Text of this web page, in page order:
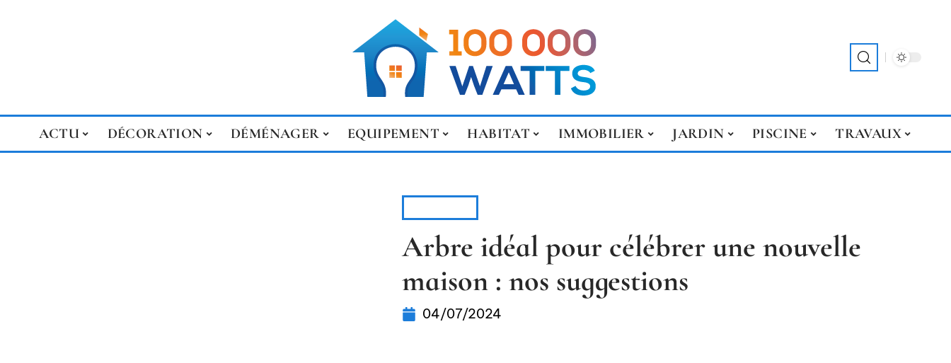
ACTU DÉCORATION DÉMÉNAGER EQUIPEMENT HABITAT IMMOBILIER JARDIN PISCINE TRAVAUX
Arbre idéal pour célébrer une nouvelle
maison : nos suggestions
04/07/2024